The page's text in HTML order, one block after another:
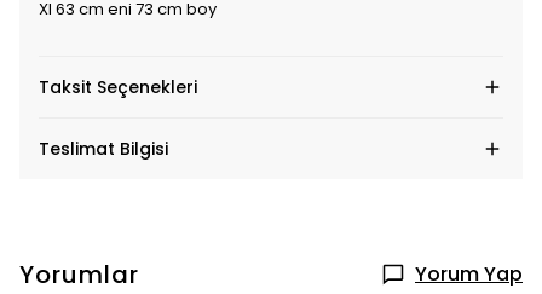
Xl 63 cm eni 73 cm boy
Taksit Seçenekleri
Teslimat Bilgisi
Yorumlar Yorum Yap